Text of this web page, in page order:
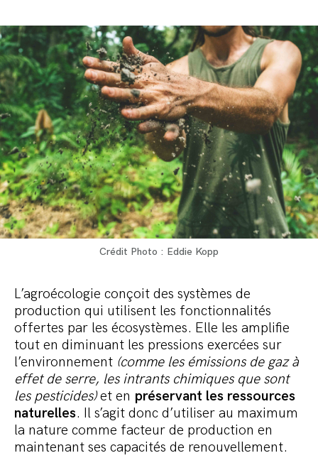
Crédit Photo : Eddie Kopp
L’agroécologie conçoit des systèmes de
production qui utilisent les fonctionnalités
offertes par les écosystèmes. Elle les amplifie
tout en diminuant les pressions exercées sur
l’environnement (comme les émissions de gaz à
effet de serre, les intrants chimiques que sont
les pesticides)et en préservant les ressources
naturelles. Il s’agit donc d’utiliser au maximum
la nature comme facteur de production en
maintenant ses capacités de renouvellement.